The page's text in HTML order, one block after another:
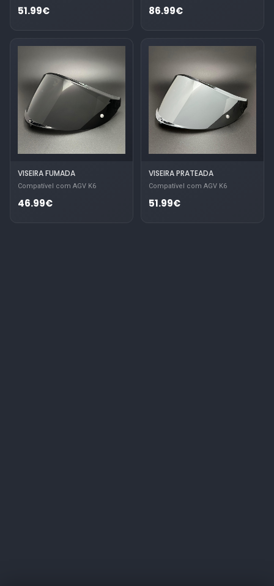
51.99€ 86.99€
VISEIRA FUMADA
Compatível com AGV K6
46.99€
VISEIRA PRATEADA
Compatível com AGV K6
51.99€